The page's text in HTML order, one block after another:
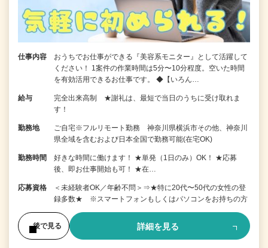
仕事内容
おうちでお仕事ができる『美容系モニター』として活躍して
ください！ 1案件の作業時間は5分〜10分程度。空いた時間
を有効活用できるお仕事です。 ◆【いろん…
給与
完全出来高制 ★謝礼は、最短で当日のうちに受け取れま
す！
勤務地
ご自宅※フルリモート勤務 神奈川県横浜市その他、神奈川
県全域を含むおよび日本全国で勤務可能(在宅OK)
勤務時間
好きな時間に働けます！ ★単発（1日のみ）OK！ ★応募
後、即お仕事開始も可！ ★在…
応募資格
＜未経験者OK／年齢不問＞⇒★特に20代〜50代の女性の登
録多数★ ※スマートフォンもしくはパソコンをお持ちの方
後で見る 詳細を見る